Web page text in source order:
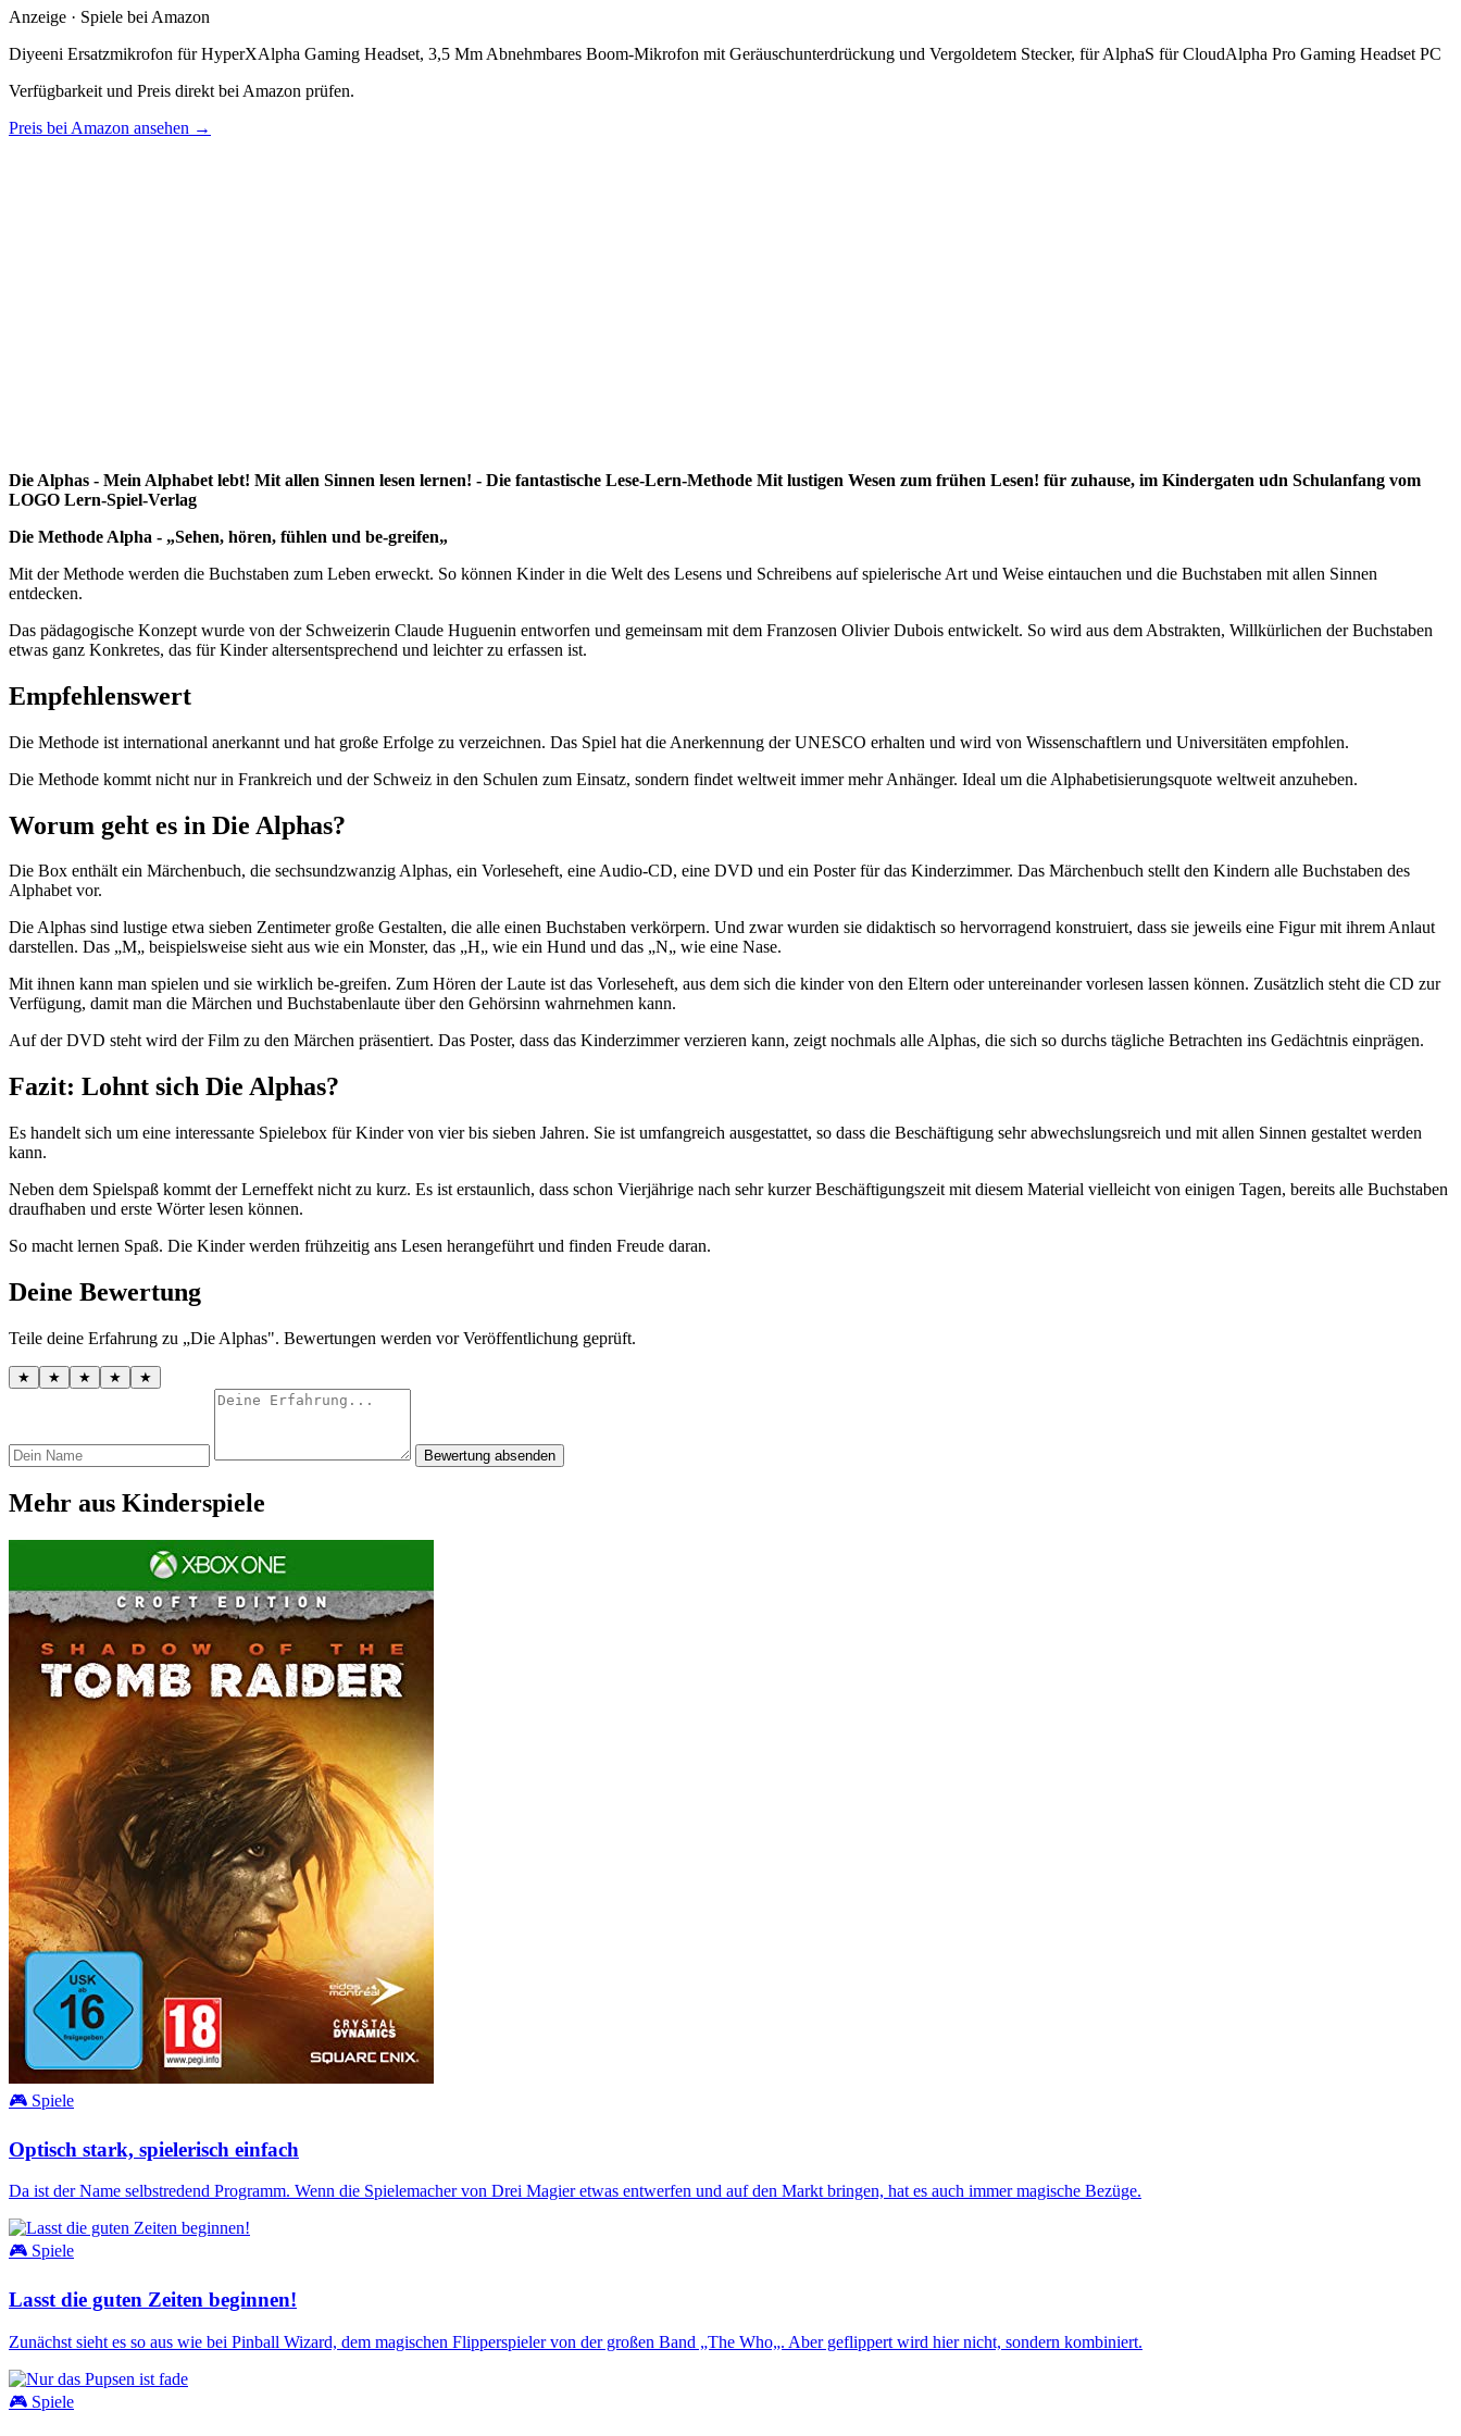
Anzeige · Spiele bei Amazon
Diyeeni Ersatzmikrofon für HyperXAlpha Gaming Headset, 3,5 Mm Abnehmbares Boom-Mikrofon mit Geräuschunterdrückung und Vergoldetem Stecker, für AlphaS für CloudAlpha Pro Gaming Headset PC
Verfügbarkeit und Preis direkt bei Amazon prüfen.
Preis bei Amazon ansehen →
Die Alphas - Mein Alphabet lebt! Mit allen Sinnen lesen lernen! - Die fantastische Lese-Lern-Methode Mit lustigen Wesen zum frühen Lesen! für zuhause, im Kindergaten udn Schulanfang vom
LOGO Lern-Spiel-Verlag
Die Methode Alpha - „Sehen, hören, fühlen und be-greifen„
Mit der Methode werden die Buchstaben zum Leben erweckt. So können Kinder in die Welt des Lesens und Schreibens auf spielerische Art und Weise eintauchen und die Buchstaben mit allen Sinnen
entdecken.
Das pädagogische Konzept wurde von der Schweizerin Claude Huguenin entworfen und gemeinsam mit dem Franzosen Olivier Dubois entwickelt. So wird aus dem Abstrakten, Willkürlichen der Buchstaben
etwas ganz Konkretes, das für Kinder altersentsprechend und leichter zu erfassen ist.
Empfehlenswert
Die Methode ist international anerkannt und hat große Erfolge zu verzeichnen. Das Spiel hat die Anerkennung der UNESCO erhalten und wird von Wissenschaftlern und Universitäten empfohlen.
Die Methode kommt nicht nur in Frankreich und der Schweiz in den Schulen zum Einsatz, sondern findet weltweit immer mehr Anhänger. Ideal um die Alphabetisierungsquote weltweit anzuheben.
Worum geht es in Die Alphas?
Die Box enthält ein Märchenbuch, die sechsundzwanzig Alphas, ein Vorleseheft, eine Audio-CD, eine DVD und ein Poster für das Kinderzimmer. Das Märchenbuch stellt den Kindern alle Buchstaben des
Alphabet vor.
Die Alphas sind lustige etwa sieben Zentimeter große Gestalten, die alle einen Buchstaben verkörpern. Und zwar wurden sie didaktisch so hervorragend konstruiert, dass sie jeweils eine Figur mit ihrem Anlaut
darstellen. Das „M„ beispielsweise sieht aus wie ein Monster, das „H„ wie ein Hund und das „N„ wie eine Nase.
Mit ihnen kann man spielen und sie wirklich be-greifen. Zum Hören der Laute ist das Vorleseheft, aus dem sich die kinder von den Eltern oder untereinander vorlesen lassen können. Zusätzlich steht die CD zur
Verfügung, damit man die Märchen und Buchstabenlaute über den Gehörsinn wahrnehmen kann.
Auf der DVD steht wird der Film zu den Märchen präsentiert. Das Poster, dass das Kinderzimmer verzieren kann, zeigt nochmals alle Alphas, die sich so durchs tägliche Betrachten ins Gedächtnis einprägen.
Fazit: Lohnt sich Die Alphas?
Es handelt sich um eine interessante Spielebox für Kinder von vier bis sieben Jahren. Sie ist umfangreich ausgestattet, so dass die Beschäftigung sehr abwechslungsreich und mit allen Sinnen gestaltet werden
kann.
Neben dem Spielspaß kommt der Lerneffekt nicht zu kurz. Es ist erstaunlich, dass schon Vierjährige nach sehr kurzer Beschäftigungszeit mit diesem Material vielleicht von einigen Tagen, bereits alle Buchstaben
draufhaben und erste Wörter lesen können.
So macht lernen Spaß. Die Kinder werden frühzeitig ans Lesen herangeführt und finden Freude daran.
Deine Bewertung
Teile deine Erfahrung zu „Die Alphas". Bewertungen werden vor Veröffentlichung geprüft.
★ ★ ★ ★ ★
Bewertung absenden
Mehr aus Kinderspiele
🎮 Spiele
Optisch stark, spielerisch einfach
Da ist der Name selbstredend Programm. Wenn die Spielemacher von Drei Magier etwas entwerfen und auf den Markt bringen, hat es auch immer magische Bezüge.
🎮 Spiele
Lasst die guten Zeiten beginnen!
Zunächst sieht es so aus wie bei Pinball Wizard, dem magischen Flipperspieler von der großen Band „The Who„. Aber geflippert wird hier nicht, sondern kombiniert.
🎮 Spiele